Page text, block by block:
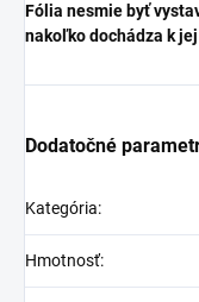
Fólia nesmie byť
nakoľko dochádza k
Dodatočné
Kategória:
Hmotnosť: